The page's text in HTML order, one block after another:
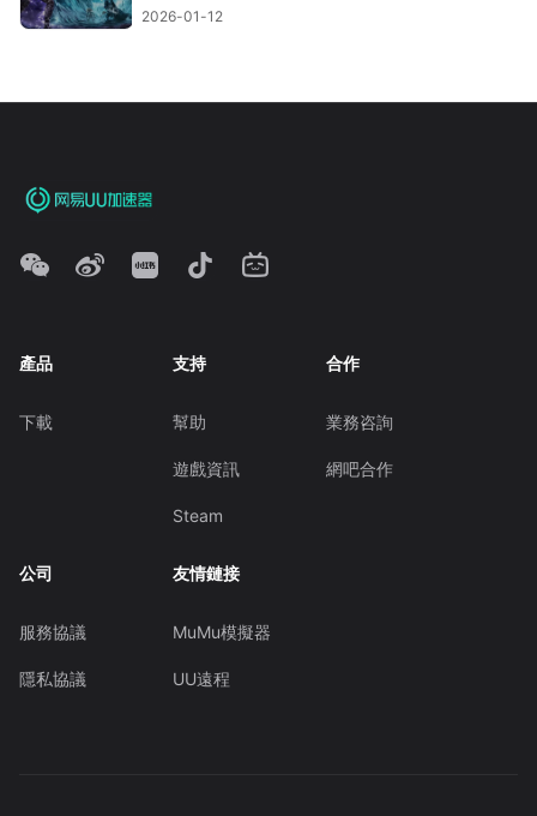
2026-01-12
產品
下載
支持
幫助
遊戲資訊
Steam
合作
業務咨詢
網吧合作
公司
服務協議
隱私協議
友情鏈接
MuMu模擬器
UU遠程